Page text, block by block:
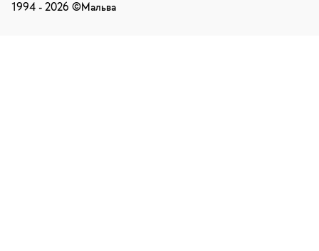
1994 - 2026 ©Мальва